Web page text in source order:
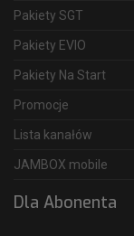
Pakiety SGT
Pakiety EVIO
Pakiety Na Start
Promocje
Lista kanałów
JAMBOX mobile
Dla Abonenta